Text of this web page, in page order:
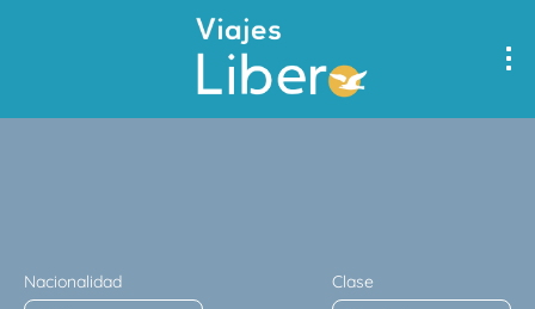
Nacionalidad Clase